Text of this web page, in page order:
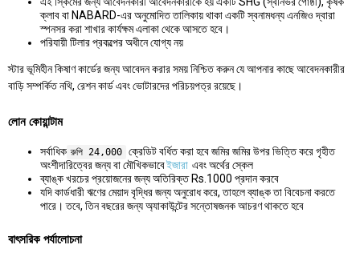
ক্লাব বা NABARD-এর অনুমোদিত তালিকায় থাকা একটি স্বনামধন্য এনজিও দ্বারা
স্পনসর করা শাখার কার্যক্ষম এলাকা থেকে আসতে হবে।
পরিযায়ী টিলার প্রকল্পের অধীনে যোগ্য নয়
স্টার ভূমিহীন কিষাণ কার্ডের জন্য আবেদন করার সময় নিশ্চিত করুন যে আপনার কাছে আবেদনকারীর
বাড়ি সম্পর্কিত নথি, রেশন কার্ড এবং ভোটারদের পরিচয়পত্র রয়েছে।
লোন কোয়ান্টাম
সর্বাধিক রুপি 24,000 ক্রেডিট বর্ধিত করা হবে জমির জমির উপর ভিত্তি করে গৃহীত
অংশীদারিত্বের জন্য বা মৌখিকভাবেইজারা এবং অর্থের স্কেল
ব্যাঙ্ক খরচের প্রয়োজনের জন্য অতিরিক্ত Rs.1000 প্রদান করবে
যদি কার্ডধারী ঋণের মেয়াদ বৃদ্ধির জন্য অনুরোধ করে, তাহলে ব্যাঙ্ক তা বিবেচনা করতে
পারে। তবে, তিন বছরের জন্য অ্যাকাউন্টের সন্তোষজনক আচরণ থাকতে হবে
বাৎসরিক পর্যালোচনা